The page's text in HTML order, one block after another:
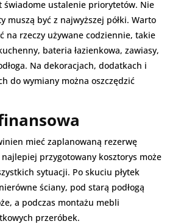
świadome ustalenie priorytetów. Nie
muszą być z najwyższej półki. Warto
na rzeczy używane codziennie, takie
bateria łazienkowa, zawiasy,
Na dekoracjach, dodatkach i
do wymiany można oszczędzić
mieć zaplanowaną rezerwę
przygotowany kosztorys może
sytuacji. Po skuciu płytek
ściany, pod starą podłogą
a podczas montażu mebli
przeróbek.